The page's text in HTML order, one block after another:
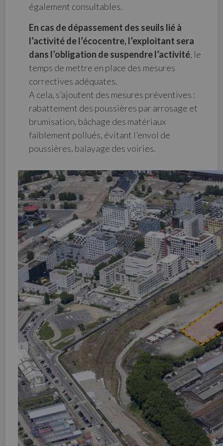
également consultables.
En cas de dépassement des seuils lié à
l’activité de l’écocentre, l’exploitant sera
dans l’obligation de suspendre l’activité, le
temps de mettre en place des mesures
correctives adéquates.
A cela, s’ajoutent des mesures préventives :
rabattement des poussières par arrosage et
brumisation, bâchage des matériaux
faiblement pollués, évitant l’envol de
poussières, balayage des voiries.